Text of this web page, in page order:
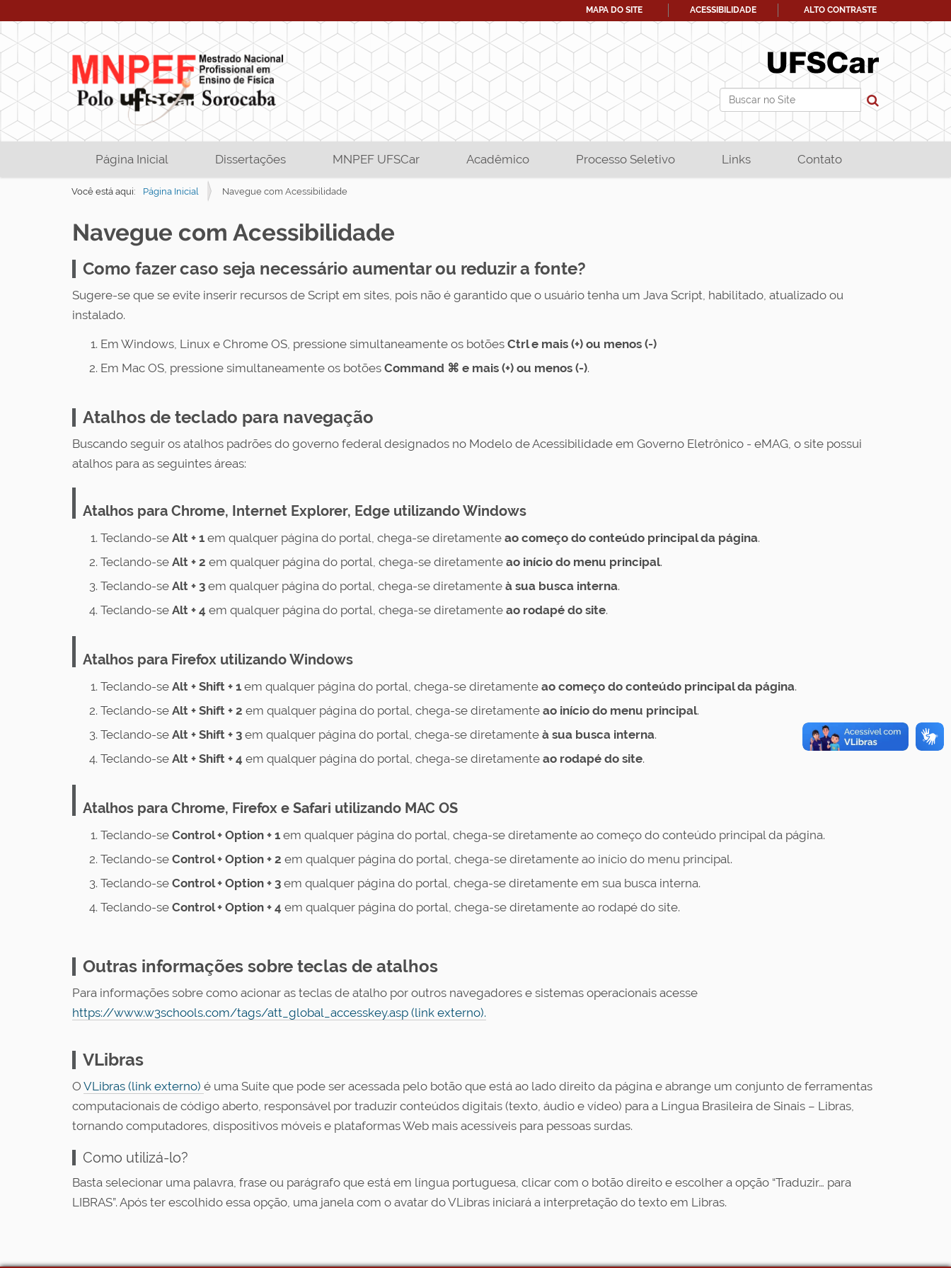
Busca
Busca Avançada…
MAPA DO SITE ACESSIBILIDADE ALTO CONTRASTE
Página Inicial Dissertações MNPEF UFSCar Acadêmico Processo Seletivo Links Contato
Você está aqui: Página Inicial Navegue com Acessibilidade
Navegue com Acessibilidade
Como fazer caso seja necessário aumentar ou reduzir a fonte?
Sugere-se que se evite inserir recursos de Script em sites, pois não é garantido que o usuário tenha um Java Script, habilitado, atualizado ou
instalado.
Em Windows, Linux e Chrome OS, pressione simultaneamente os botões Ctrl e mais (+) ou menos (-)
Em Mac OS, pressione simultaneamente os botões Command ⌘ e mais (+) ou menos (-).
Atalhos de teclado para navegação
Buscando seguir os atalhos padrões do governo federal designados no Modelo de Acessibilidade em Governo Eletrônico - eMAG, o site possui
atalhos para as seguintes áreas:
Atalhos para Chrome, Internet Explorer, Edge utilizando Windows
Teclando-se Alt + 1 em qualquer página do portal, chega-se diretamente ao começo do conteúdo principal da página.
Teclando-se Alt + 2 em qualquer página do portal, chega-se diretamente ao início do menu principal.
Teclando-se Alt + 3 em qualquer página do portal, chega-se diretamente à sua busca interna.
Teclando-se Alt + 4 em qualquer página do portal, chega-se diretamente ao rodapé do site.
Atalhos para Firefox utilizando Windows
Teclando-se Alt + Shift + 1 em qualquer página do portal, chega-se diretamente ao começo do conteúdo principal da página.
Teclando-se Alt + Shift + 2 em qualquer página do portal, chega-se diretamente ao início do menu principal.
Teclando-se Alt + Shift + 3 em qualquer página do portal, chega-se diretamente à sua busca interna.
Teclando-se Alt + Shift + 4 em qualquer página do portal, chega-se diretamente ao rodapé do site.
Atalhos para Chrome, Firefox e Safari utilizando MAC OS
Teclando-se Control + Option + 1 em qualquer página do portal, chega-se diretamente ao começo do conteúdo principal da página.
Teclando-se Control+ Option + 2 em qualquer página do portal, chega-se diretamente ao início do menu principal.
Teclando-se Control+ Option + 3 em qualquer página do portal, chega-se diretamente em sua busca interna.
Teclando-se Control+ Option + 4 em qualquer página do portal, chega-se diretamente ao rodapé do site.
Outras informações sobre teclas de atalhos
Para informações sobre como acionar as teclas de atalho por outros navegadores e sistemas operacionais acesse
https://www.w3schools.com/tags/att_global_accesskey.asp (link externo).
VLibras
O VLibras (link externo) é uma Suíte que pode ser acessada pelo botão que está ao lado direito da página e abrange um conjunto de ferramentas
computacionais de código aberto, responsável por traduzir conteúdos digitais (texto, áudio e vídeo) para a Língua Brasileira de Sinais – Libras,
tornando computadores, dispositivos móveis e plataformas Web mais acessíveis para pessoas surdas.
Como utilizá-lo?
Basta selecionar uma palavra, frase ou parágrafo que está em língua portuguesa, clicar com o botão direito e escolher a opção “Traduzir… para
LIBRAS”. Após ter escolhido essa opção, uma janela com o avatar do VLibras iniciará a interpretação do texto em Libras.